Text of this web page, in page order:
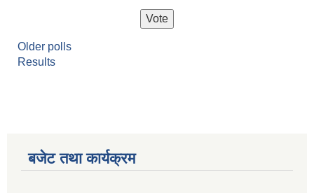
Older polls
Results
बजेट तथा कार्यक्रम